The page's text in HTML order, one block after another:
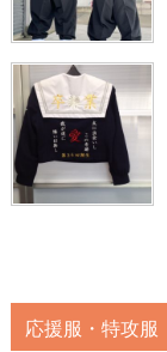
応援服・特攻服